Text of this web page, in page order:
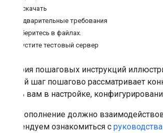
Где скачать
Предварительные требования
Разберитесь в файлах.
Запустите тестовый сервер
Эта серия пошаговых инструкций
Каждый шаг пошагово рассматривает
помочь вам в настройке,
Ваше дополнение должно
рекомендуем ознакомиться с